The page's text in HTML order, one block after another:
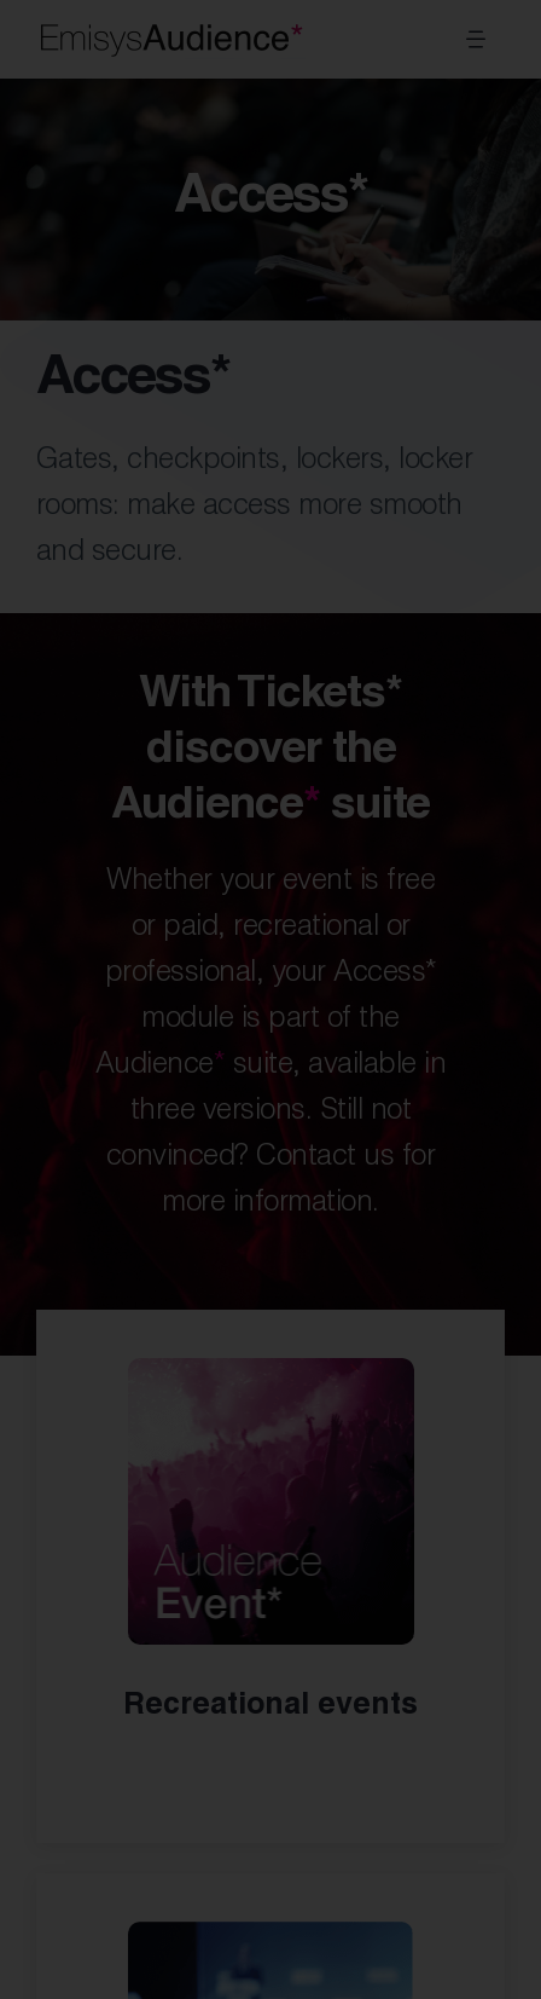
Sectors
Modules
Access*
Access*
Gates, checkpoints, lockers, locker
rooms: make access more smooth
and secure.
With Tickets*
discover the
Audience* suite
Whether your event is free
or paid, recreational or
professional, your Access*
module is part of the
Audience* suite, available in
three versions. Still not
convinced? Contact us for
more information.
Recreational events